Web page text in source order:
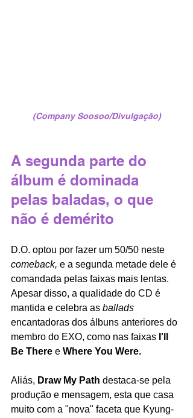
(Company Soosoo/Divulgação)
A segunda parte do
álbum é dominada
pelas baladas, o que
não é demérito
D.O. optou por fazer um 50/50 neste
comeback, e a segunda metade dele é
comandada pelas faixas mais lentas.
Apesar disso, a qualidade do CD é
mantida e celebra as ballads
encantadoras dos álbuns anteriores do
membro do EXO, como nas faixas I'll
Be There e Where You Were.
Aliás, Draw My Path destaca-se pela
produção e mensagem, esta que casa
muito com a "nova" faceta que Kyung-